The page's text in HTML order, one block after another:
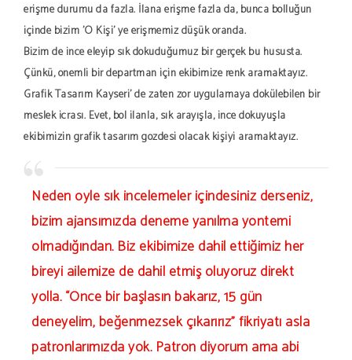
erişme durumu da fazla. İlana erişme fazla da, bunca bolluğun
içinde bizim 'O Kişi' ye erişmemiz düşük oranda.
Bizim de ince eleyip sık dokuduğumuz bir gerçek bu hususta.
Çünkü, önemli bir departman için ekibimize renk aramaktayız.
Grafik Tasarım Kayseri' de zaten zor uygulamaya dökülebilen bir
meslek icrası. Evet, bol ilanla, sık arayışla, ince dokuyuşla
ekibimizin grafik tasarım gözdesi olacak kişiyi aramaktayız.
Neden öyle sık incelemeler içindesiniz derseniz,
bizim ajansımızda deneme yanılma yöntemi
olmadığından. Biz ekibimize dahil ettiğimiz her
bireyi ailemize de dahil etmiş oluyoruz direkt
yolla. “Önce bir başlasın bakarız, 15 gün
deneyelim, beğenmezsek çıkarırız” fikriyatı asla
patronlarımızda yok. Patron diyorum ama abi